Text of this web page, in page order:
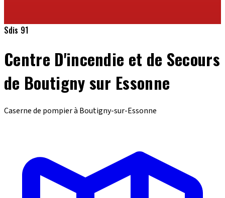
Sdis 91
Centre D'incendie et de Secours
de Boutigny sur Essonne
Caserne de pompier à Boutigny-sur-Essonne